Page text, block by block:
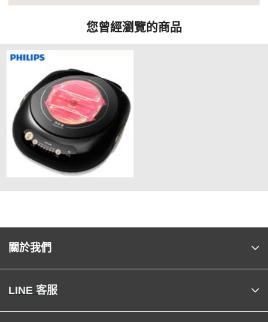
您曾經瀏覽的商品
關於我們
LINE 客服